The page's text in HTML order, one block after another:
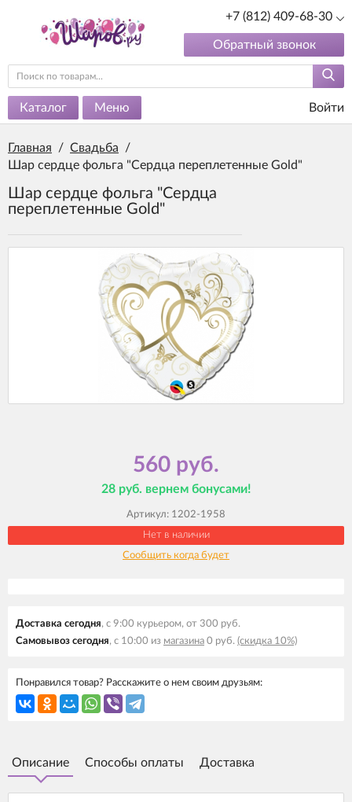
+7 (812) 409-68-30
Обратный звонок
Каталог Меню Войти
Главная / Свадьба
/
Шар сердце фольга "Сердца переплетенные Gold"
Шар сердце фольга "Сердца
переплетенные Gold"
560 руб.
28 руб. вернем бонусами!
Артикул: 1202-1958
Нет в наличии
Сообщить когда будет
Доставка сегодня, с 9:00 курьером, от 300 руб.
Самовывоз сегодня, с 10:00 из магазина 0 руб. (скидка 10%)
Понравился товар? Расскажите о нем своим друзьям:
Описание Способы оплаты Доставка